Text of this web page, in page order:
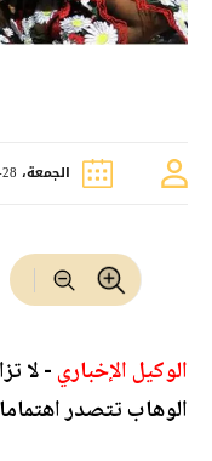
الجمعة، 28-10-2022
الوكيل الإخباري- لا
الوهاب تتصدر